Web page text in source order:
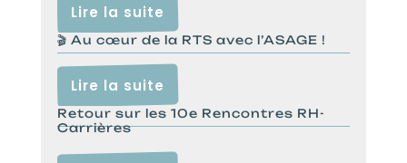
Lire la suite
🎬 Au cœur de la RTS avec l’ASAGE !
Lire la suite
Retour sur les 10e Rencontres RH-
Carrières